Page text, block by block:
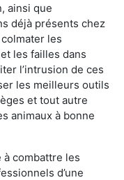
ainsi que
déjà présents chez
les
les failles dans
l’intrusion de ces
les meilleurs outils
et tout autre
animaux à bonne
à combattre les
d’une